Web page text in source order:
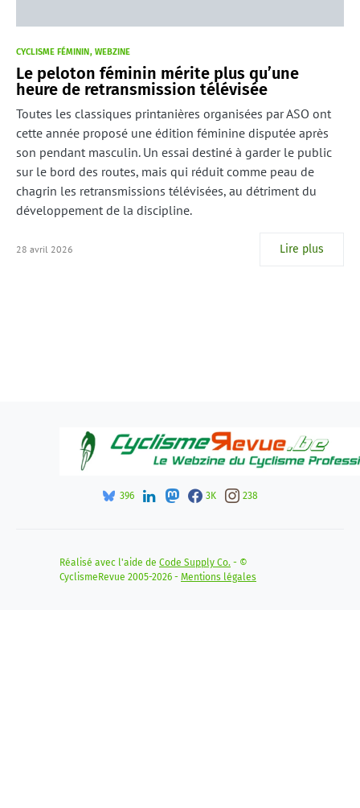
CYCLISME FÉMININ WEBZINE
Le peloton féminin mérite plus qu’une
heure de retransmission télévisée
Toutes les classiques printanières organisées par ASO ont
cette année proposé une édition féminine disputée après
son pendant masculin. Un essai destiné à garder le public
sur le bord des routes, mais qui réduit comme peau de
chagrin les retransmissions télévisées, au détriment du
développement de la discipline.
28 avril 2026 Lire plus
396 3K 238
Réalisé avec l'aide de Code Supply Co. - ©
CyclismeRevue 2005-2026 - Mentions légales